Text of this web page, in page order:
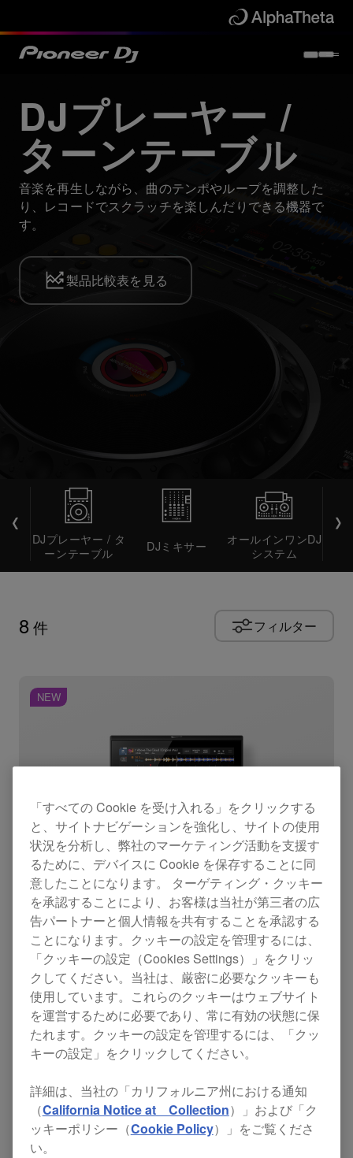
DJプレーヤー /
ターンテーブル
音楽を再生しながら、曲のテンポやループを調整した
り、レコードでスクラッチを楽しんだりできる機器で
す。
製品比較表を見る
DJプレーヤー / タ
ーンテーブル
DJミキサー
オールインワンDJ
システム
8件 フィルター
NEW
DJマルチプレーヤー
CDJ-1500X
$1,599
rekordbox serato djay
10.1" screen
PRO DJ LINK
「すべての Cookie を受け入れる」をクリックする
と、サイトナビゲーションを強化し、サイトの使用
状況を分析し、弊社のマーケティング活動を支援す
るために、デバイスに Cookie を保存することに同
意したことになります。 ターゲティング・クッキー
を承認することにより、お客様は当社が第三者の広
告パートナーと個人情報を共有することを承認する
ことになります。クッキーの設定を管理するには、
「クッキーの設定（Cookies Settings）」をクリッ
クしてください。当社は、厳密に必要なクッキーも
使用しています。これらのクッキーはウェブサイト
を運営するために必要であり、常に有効の状態に保
たれます。クッキーの設定を管理するには、「クッ
キーの設定」をクリックしてください。
詳細は、当社の「カリフォルニア州における通知
（California Notice at Collection）」および「ク
ッキーポリシー（Cookie Policy）」をご覧くださ
い。